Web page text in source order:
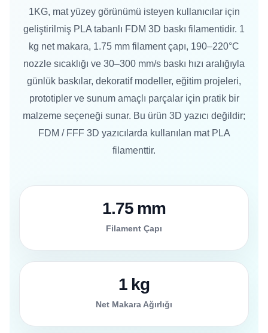
1KG, mat yüzey görünümü isteyen kullanıcılar için
geliştirilmiş PLA tabanlı FDM 3D baskı filamentidir. 1
kg net makara, 1.75 mm filament çapı, 190–220°C
nozzle sıcaklığı ve 30–300 mm/s baskı hızı aralığıyla
günlük baskılar, dekoratif modeller, eğitim projeleri,
prototipler ve sunum amaçlı parçalar için pratik bir
malzeme seçeneği sunar. Bu ürün 3D yazıcı değildir;
FDM / FFF 3D yazıcılarda kullanılan mat PLA
filamenttir.
1.75 mm
Filament Çapı
1 kg
Net Makara Ağırlığı